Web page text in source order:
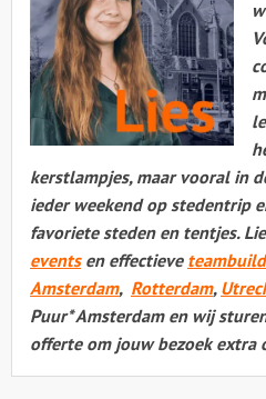
kerstlampjes, maar vooral in
ieder weekend op stedentrip
favoriete steden en tentjes.
eventsen effectieve
Amsterdam, Rotterdam,
Puur* Amsterdam en wij
offerte om jouw bezoek extra